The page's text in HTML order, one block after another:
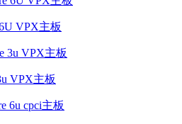
VPX主板
VPX主板